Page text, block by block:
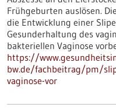
Frühgeburten auslösen.
die Entwicklung einer
Gesunderhaltung des
bakteriellen Vaginose
https://
bw.de/fachbeitrag/pm/
vaginose-vor